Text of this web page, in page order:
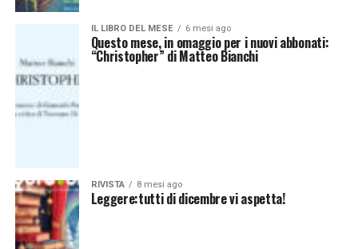
IL LIBRO DEL MESE 6 mesi ago
Questo mese, in omaggio per i nuovi abbonati:
“Christopher” di Matteo Bianchi
RIVISTA 8 mesi ago
Leggere:tutti di dicembre vi aspetta!